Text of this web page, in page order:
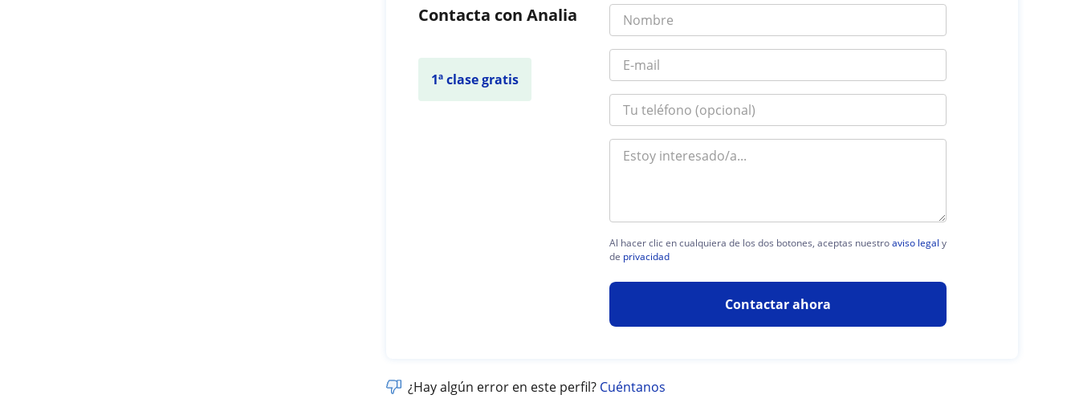
Contacta con Analia
1ª clase gratis
Al hacer clic en cualquiera de los dos botones, aceptas nuestroaviso legal y
de privacidad
Contactar ahora
¿Hay algún error en este perfil? Cuéntanos